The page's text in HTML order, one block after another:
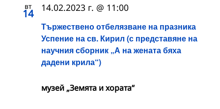
вт
14
Тържествено отбелязване на празника
Успение на св. Кирил (с представяне на
научния сборник „А на жената бяха
дадени крила“)
14.02.2023 г. @ 11:00
музей „Земята и хората“